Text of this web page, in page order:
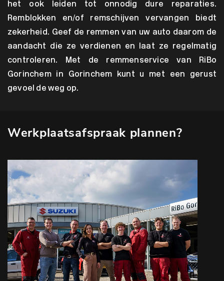
het ook leiden tot onnodig dure reparaties.
Remblokken en/of remschijven vervangen biedt
zekerheid. Geef de remmen van uw auto daarom de
aandacht die ze verdienen en laat ze regelmatig
controleren. Met de remmenservice van RiBo
Gorinchem in Gorinchem kunt u met een gerust
gevoel de weg op.
Werkplaatsafspraak plannen?